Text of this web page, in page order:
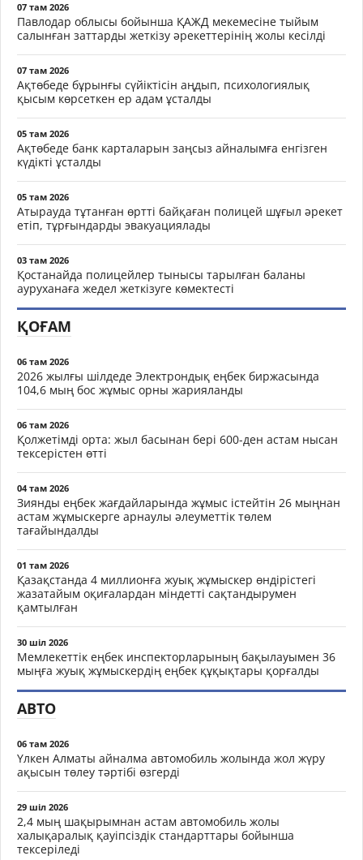
07 там 2026
Павлодар облысы бойынша ҚАЖД мекемесіне тыйым
салынған заттарды жеткізу әрекеттерінің жолы кесілді
07 там 2026
Ақтөбеде бұрынғы сүйіктісін аңдып, психологиялық
қысым көрсеткен ер адам ұсталды
05 там 2026
Ақтөбеде банк карталарын заңсыз айналымға енгізген
күдікті ұсталды
05 там 2026
Атырауда тұтанған өртті байқаған полицей шұғыл әрекет
етіп, тұрғындарды эвакуациялады
03 там 2026
Қостанайда полицейлер тынысы тарылған баланы
ауруханаға жедел жеткізуге көмектесті
ҚОҒАМ
06 там 2026
2026 жылғы шілдеде Электрондық еңбек биржасында
104,6 мың бос жұмыс орны жарияланды
06 там 2026
Қолжетімді орта: жыл басынан бері 600-ден астам нысан
тексерістен өтті
04 там 2026
Зиянды еңбек жағдайларында жұмыс істейтін 26 мыңнан
астам жұмыскерге арнаулы әлеуметтік төлем
тағайындалды
01 там 2026
Қазақстанда 4 миллионға жуық жұмыскер өндірістегі
жазатайым оқиғалардан міндетті сақтандырумен
қамтылған
30 шіл 2026
Мемлекеттік еңбек инспекторларының бақылауымен 36
мыңға жуық жұмыскердің еңбек құқықтары қорғалды
АВТО
06 там 2026
Үлкен Алматы айналма автомобиль жолында жол жүру
ақысын төлеу тәртібі өзгерді
29 шіл 2026
2,4 мың шақырымнан астам автомобиль жолы
халықаралық қауіпсіздік стандарттары бойынша
тексеріледі